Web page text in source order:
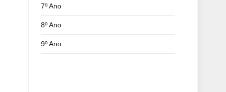
7º Ano
8º Ano
9º Ano